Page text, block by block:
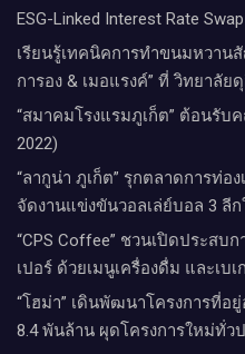
ESG-Linked Interest Rate
เรียนรู้เทคนิคการทำขนมหวาน
การอง & เมอแรงค์” ที่ วิทยาลั
“สมาคมโรงแรมภูเก็ต” ต้อนรั
2022)
“ลากูน่า ภูเก็ต” รุกตลาดการท่อ
จัดงานแข่งขันวอลเล่ย์บอล 3 ลี
“CPS Coffee” ชวนเปิดประสบ
เปอร์ ด้วยเมนูเครื่องดื่ม และเบ
“โฮม่า” เดินพัฒนาโครงการที่อ
8.4 พันล้าน ผุดโครงการใหม่ทั่ว